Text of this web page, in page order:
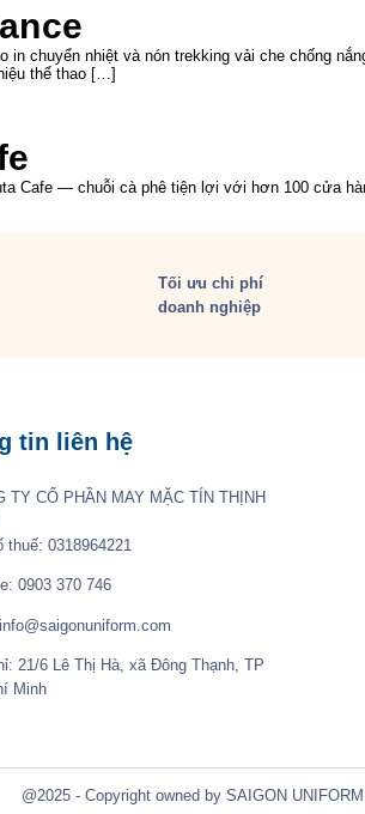
in chuyển nhiệt và nón trekking vải che chống
thể thao […]
Cafe — chuỗi cà phê tiện lợi với hơn 100 cửa
Tối ưu chi phí
doanh nghiệp
tin liên hệ
TY CỔ PHẦN MAY MẶC TÍN THỊNH
thuế: 0318964221
0903 370 746
info@saigonuniform.com
21/6 Lê Thị Hà, xã Đông Thạnh, TP
Minh
@2025 - Copyright owned by SAIGON UNIFORM